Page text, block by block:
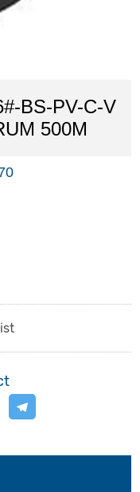
BS-PV-C-V
500M